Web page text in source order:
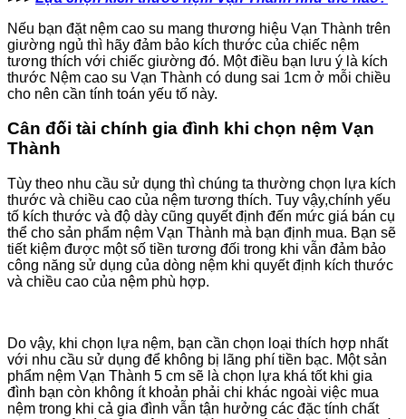
Nếu bạn đặt nệm cao su mang thương hiệu Vạn Thành trên
giường ngủ thì hãy đảm bảo kích thước của chiếc nệm
tương thích với chiếc giường đó. Một điều bạn lưu ý là kích
thước Nệm cao su Vạn Thành có dung sai 1cm ở mỗi chiều
cho nên cần tính toán yếu tố này.
Cân đối tài chính gia đình khi chọn nệm Vạn
Thành
Tùy theo nhu cầu sử dụng thì chúng ta thường chọn lựa kích
thước và chiều cao của nệm tương thích. Tuy vậy,chính yếu
tố kích thước và độ dày cũng quyết định đến mức giá bán cụ
thể cho sản phẩm nệm Vạn Thành mà bạn định mua. Bạn sẽ
tiết kiệm được một số tiền tương đối trong khi vẫn đảm bảo
công năng sử dụng của dòng nệm khi quyết định kích thước
và chiều cao của nệm phù hợp.
Do vậy, khi chọn lựa nệm, bạn cần chọn loại thích hợp nhất
với nhu cầu sử dụng để không bị lãng phí tiền bạc. Một sản
phẩm nệm Vạn Thành 5 cm sẽ là chọn lựa khá tốt khi gia
đình bạn còn không ít khoản phải chi khác ngoài việc mua
nệm trong khi cả gia đình vẫn tận hưởng các đặc tính chất